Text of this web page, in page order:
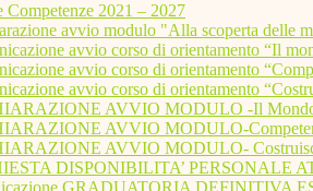
Competenze 2021 – 2027
avvio modulo "Alla scoperta delle
avvio corso di orientamento “Il
avvio corso di orientamento
avvio corso di orientamento
AVVIO MODULO -Il Mondo
AVVIO MODULO-
AVVIO MODULO-
DISPONIBILITA’ PERSONALE